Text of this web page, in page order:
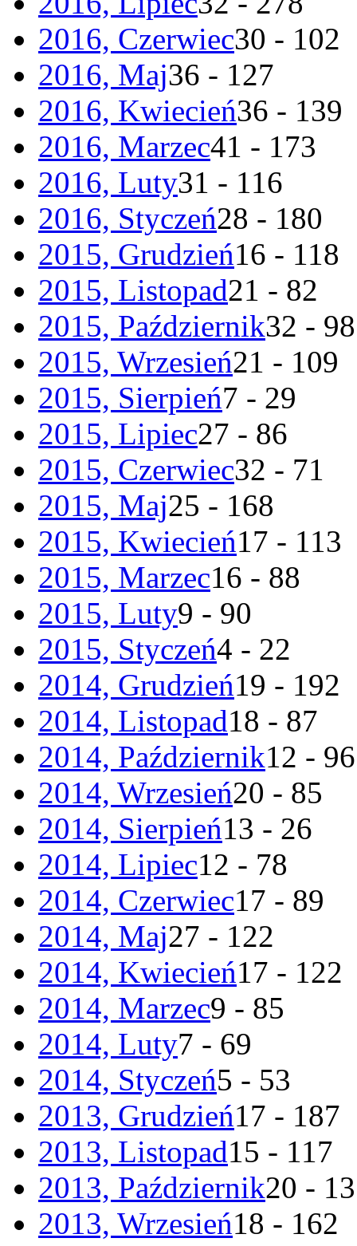
2016, Czerwiec30 - 102
2016, Maj36 - 127
2016, Kwiecień36 - 139
2016, Marzec41 - 173
2016, Luty31 - 116
2016, Styczeń28 - 180
2015, Grudzień16 - 118
2015, Listopad21 - 82
2015, Październik32 - 98
2015, Wrzesień21 - 109
2015, Sierpień7 - 29
2015, Lipiec27 - 86
2015, Czerwiec32 - 71
2015, Maj25 - 168
2015, Kwiecień17 - 113
2015, Marzec16 - 88
2015, Luty9 - 90
2015, Styczeń4 - 22
2014, Grudzień19 - 192
2014, Listopad18 - 87
2014, Październik12 - 96
2014, Wrzesień20 - 85
2014, Sierpień13 - 26
2014, Lipiec12 - 78
2014, Czerwiec17 - 89
2014, Maj27 - 122
2014, Kwiecień17 - 122
2014, Marzec9 - 85
2014, Luty7 - 69
2014, Styczeń5 - 53
2013, Grudzień17 - 187
2013, Listopad15 - 117
2013, Październik20 -
2013, Wrzesień18 - 162